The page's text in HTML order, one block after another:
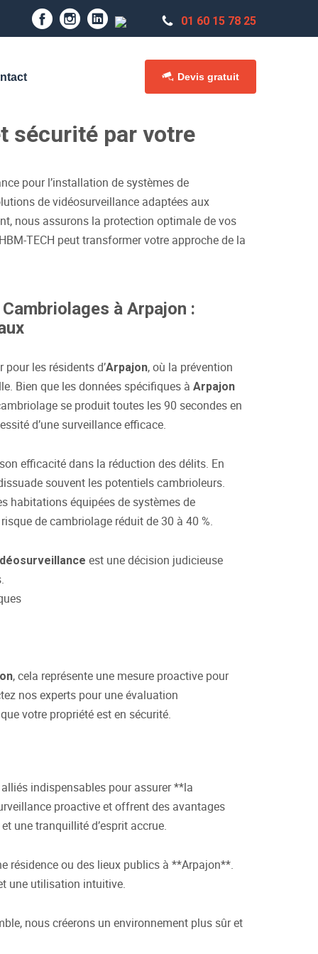
01 60 15 78 25
Devis gratuit
sécurité par votre
pour l’installation de systèmes de
de vidéosurveillance adaptées aux
nous assurons la protection optimale de vos
TECH peut transformer votre approche de la
à Arpajon :
les résidents d’Arpajon, où la prévention
Bien que les données spécifiques à Arpajon
se produit toutes les 90 secondes en
d’une surveillance efficace.
efficacité dans la réduction des délits. En
souvent les potentiels cambrioleurs.
habitations équipées de systèmes de
de cambriolage réduit de 30 à 40 %.
est une décision judicieuse
, cela représente une mesure proactive pour
nos experts pour une évaluation
votre propriété est en sécurité.
indispensables pour assurer **la
proactive et offrent des avantages
une tranquillité d’esprit accrue.
résidence ou des lieux publics à **Arpajon**.
une utilisation intuitive.
nous créerons un environnement plus sûr et